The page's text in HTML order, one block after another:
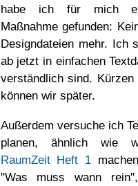
habe ich für mich
Maßnahme gefunden:
Designdateien mehr. Ich
ab jetzt in einfachen
verständlich sind. Kürzen
können wir später.
Außerdem versuche ich
planen, ähnlich wie
RaumZeit Heft 1
"Was muss wann